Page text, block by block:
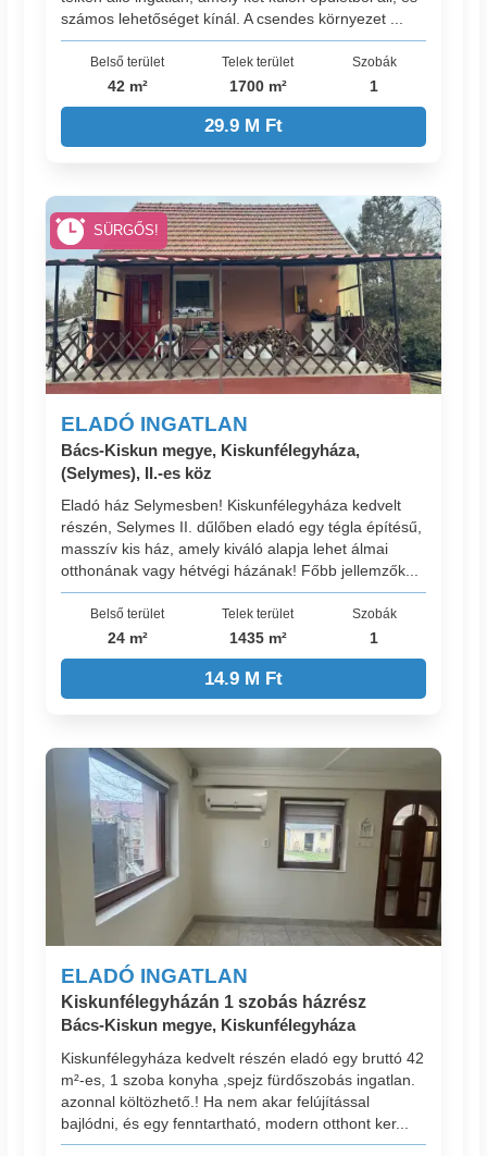
számos lehetőséget kínál. A csendes környezet ...
Belső terület
42 m²
Telek terület
1700 m²
Szobák
1
29.9 M Ft
ELADÓ INGATLAN
Bács-Kiskun megye, Kiskunfélegyháza,
(Selymes), II.-es köz
Eladó ház Selymesben! Kiskunfélegyháza kedvelt
részén, Selymes II. dűlőben eladó egy tégla építésű,
masszív kis ház, amely kiváló alapja lehet álmai
otthonának vagy hétvégi házának! Főbb jellemzők...
Belső terület
24 m²
Telek terület
1435 m²
Szobák
1
14.9 M Ft
SÜRGŐS!
ELADÓ INGATLAN
Kiskunfélegyházán 1 szobás házrész
Bács-Kiskun megye, Kiskunfélegyháza
Kiskunfélegyháza kedvelt részén eladó egy bruttó 42
m²-es, 1 szoba konyha ,spejz fürdőszobás ingatlan.
azonnal költözhető.! Ha nem akar felújítással
bajlódni, és egy fenntartható, modern otthont ker...